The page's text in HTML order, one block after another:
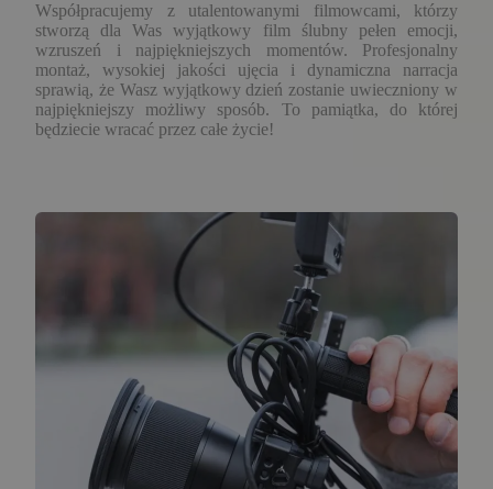
Współpracujemy z utalentowanymi filmowcami, którzy
stworzą dla Was wyjątkowy film ślubny pełen emocji,
wzruszeń i najpiękniejszych momentów. Profesjonalny
montaż, wysokiej jakości ujęcia i dynamiczna narracja
sprawią, że Wasz wyjątkowy dzień zostanie uwieczniony w
najpiękniejszy możliwy sposób. To pamiątka, do której
będziecie wracać przez całe życie!